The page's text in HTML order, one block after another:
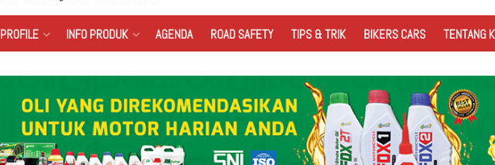
PROFILE INFO PRODUK AGENDA ROAD SAFETY TIPS & TRIK BIKERS CARS TENTANG